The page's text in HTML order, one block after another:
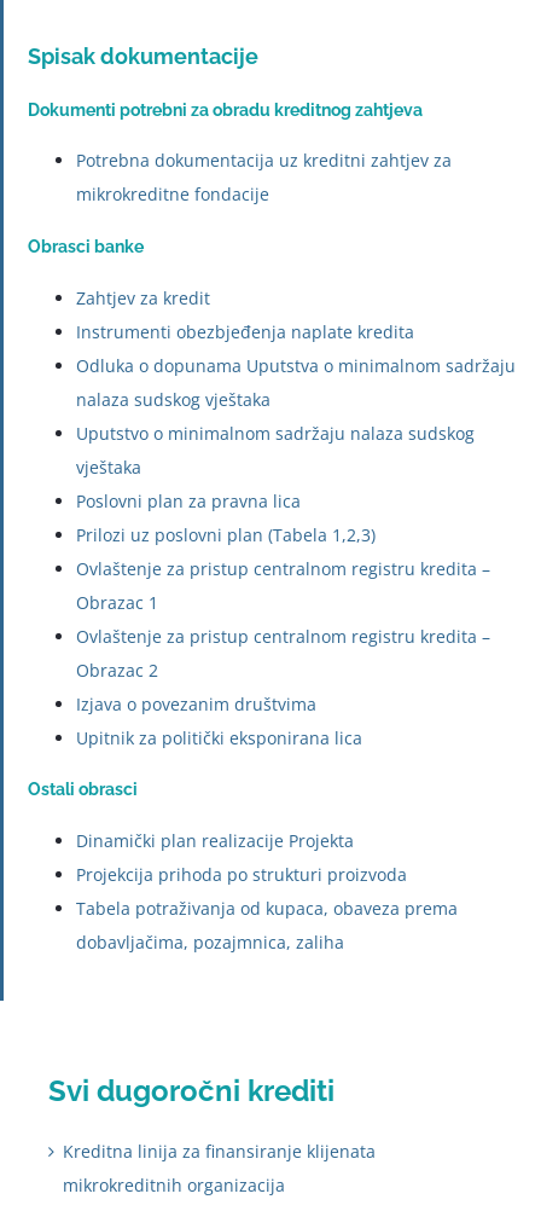
Spisak dokumentacije
Dokumenti potrebni za obradu kreditnog zahtjeva
Potrebna dokumentacija uz kreditni zahtjev za
mikrokreditne fondacije
Obrasci banke
Zahtjev za kredit
Instrumenti obezbjeđenja naplate kredita
Odluka o dopunama Uputstva o minimalnom sadržaju
nalaza sudskog vještaka
Uputstvo o minimalnom sadržaju nalaza sudskog
vještaka
Poslovni plan za pravna lica
Prilozi uz poslovni plan (Tabela 1,2,3)
Ovlaštenje za pristup centralnom registru kredita –
Obrazac 1
Ovlaštenje za pristup centralnom registru kredita –
Obrazac 2
Izjava o povezanim društvima
Upitnik za politički eksponirana lica
Ostali obrasci
Dinamički plan realizacije Projekta
Projekcija prihoda po strukturi proizvoda
Tabela potraživanja od kupaca, obaveza prema
dobavljačima, pozajmnica, zaliha
Svi dugoročni krediti
Kreditna linija za finansiranje klijenata
mikrokreditnih organizacija